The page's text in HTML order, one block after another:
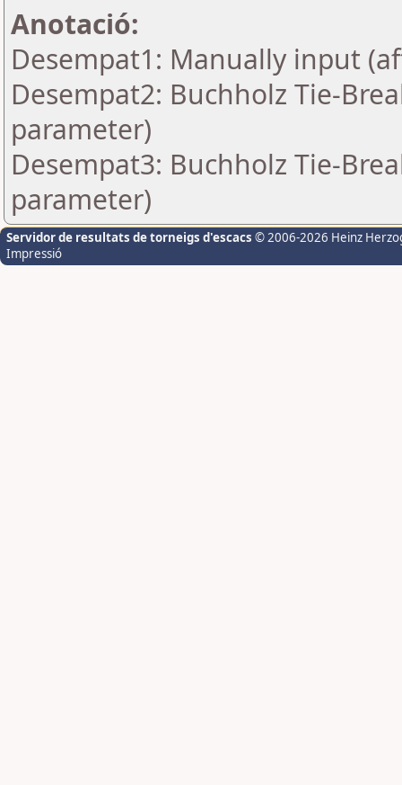
Anotació:
Desempat1: Manually input
Desempat2: Buchholz Tie-
parameter)
Desempat3: Buchholz Tie-
parameter)
Servidor de resultats de torneigs d'escacs © 2006-2026 Heinz
Impressió